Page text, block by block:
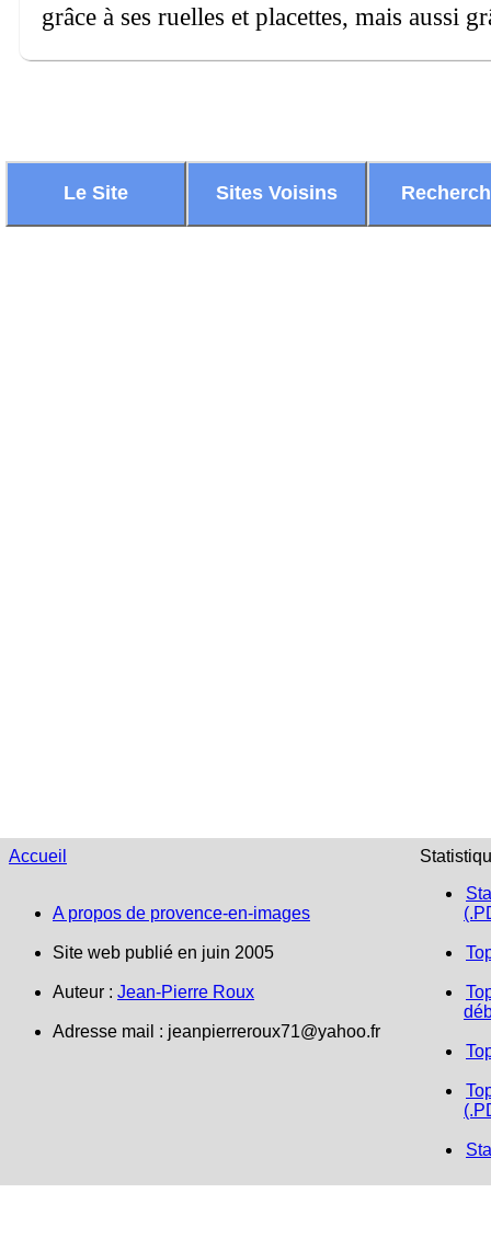
grâce à ses ruelles et placettes, mais aussi
Le Site Sites Voisins
Accueil
A propos de provence-en-images
Site web publié en juin 2005
Auteur : Jean-Pierre Roux
Adresse mail : jeanpierreroux71@yahoo.fr